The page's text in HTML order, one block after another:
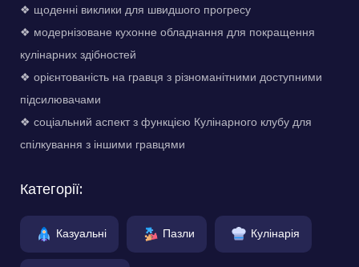
❖ щоденні виклики для швидшого прогресу
❖ модернізоване кухонне обладнання для покращення
кулінарних здібностей
❖ орієнтованість на гравця з різноманітними доступними
підсилювачами
❖ соціальний аспект з функцією Кулінарного клубу для
спілкування з іншими гравцями
Категорії:
Казуальні Пазли Кулінарія